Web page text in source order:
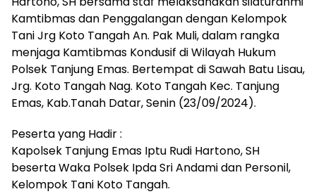
Kamtibmas dan Penggalangan dengan Kelompok
Tani Jrg Koto Tangah An. Pak Muli, dalam rangka
menjaga Kamtibmas Kondusif di Wilayah Hukum
Polsek Tanjung Emas. Bertempat di Sawah Batu Lisau,
Jrg. Koto Tangah Nag. Koto Tangah Kec. Tanjung
Emas, Kab.Tanah Datar, Senin (23/09/2024).
Peserta yang Hadir :
Kapolsek Tanjung Emas Iptu Rudi Hartono, SH
beserta Waka Polsek Ipda Sri Andami dan Personil,
Kelompok Tani Koto Tangah.